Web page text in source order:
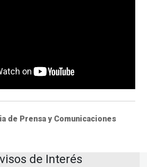
de Prensa y Comunicaciones
de Interés